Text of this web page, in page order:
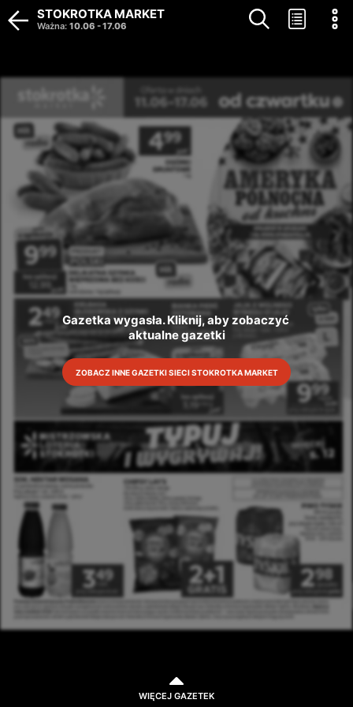
Gazetka wygasła. Kliknij, aby zobaczyć
aktualne gazetki
ZOBACZ INNE GAZETKI SIECI STOKROTKA MARKET
STOKROTKA MARKET
Ważna: 10.06 -17.06
WIĘCEJ GAZETEK